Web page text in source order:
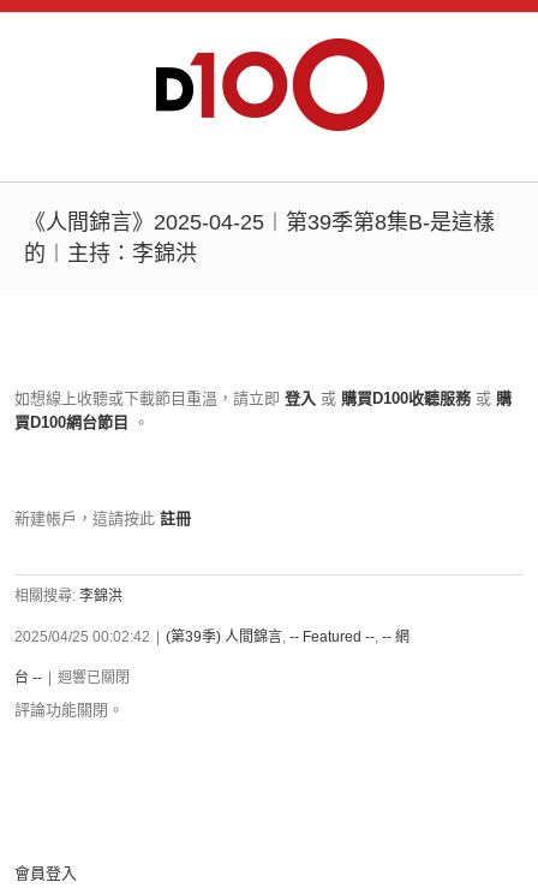
《人間錦言》2025-04-25︱第39季第8集B-是這樣
的︱主持：李錦洪
如想線上收聽或下載節目重溫，請立即 登入 或 購買D100收聽服務 或 購
買D100網台節目
。
新建帳戶，這請按此 註冊
相關搜尋: 李錦洪
2025/04/25 00:02:42 (第39季) 人間錦言, -- Featured --, -- 網
台 -- 迴響已關閉
評論功能關閉。
會員登入